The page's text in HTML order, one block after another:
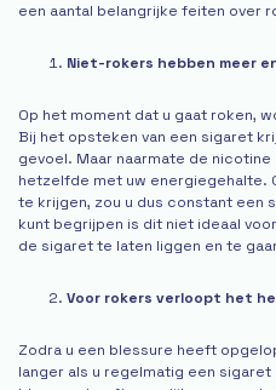
een aantal belangrijke feiten over
Niet-rokers hebben meer
Op het moment dat u gaat roken,
Bij het opsteken van een sigaret
gevoel. Maar naarmate de
hetzelfde met uw energiegehalte.
te krijgen, zou u dus constant een
kunt begrijpen is dit niet ideaal
de sigaret te laten liggen en te
Voor rokers verloopt het
Zodra u een blessure heeft
langer als u regelmatig een